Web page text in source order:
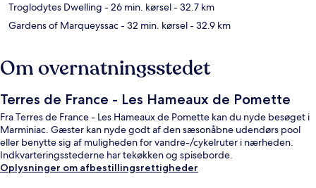
Troglodytes Dwelling - 26 min. kørsel- 32.7 km
Gardens of Marqueyssac- 32 min. kørsel- 32.9 km
Om overnatningsstedet
Terres de France - Les Hameaux de Pomette
Fra Terres de France - Les Hameaux de Pomette kan du nyde besøget i
Marminiac. Gæster kan nyde godt af den sæsonåbne udendørs pool
eller benytte sig af muligheden for vandre-/cykelruter i nærheden.
Indkvarteringsstederne har tekøkken og spiseborde.
Oplysninger om afbestillingsrettigheder